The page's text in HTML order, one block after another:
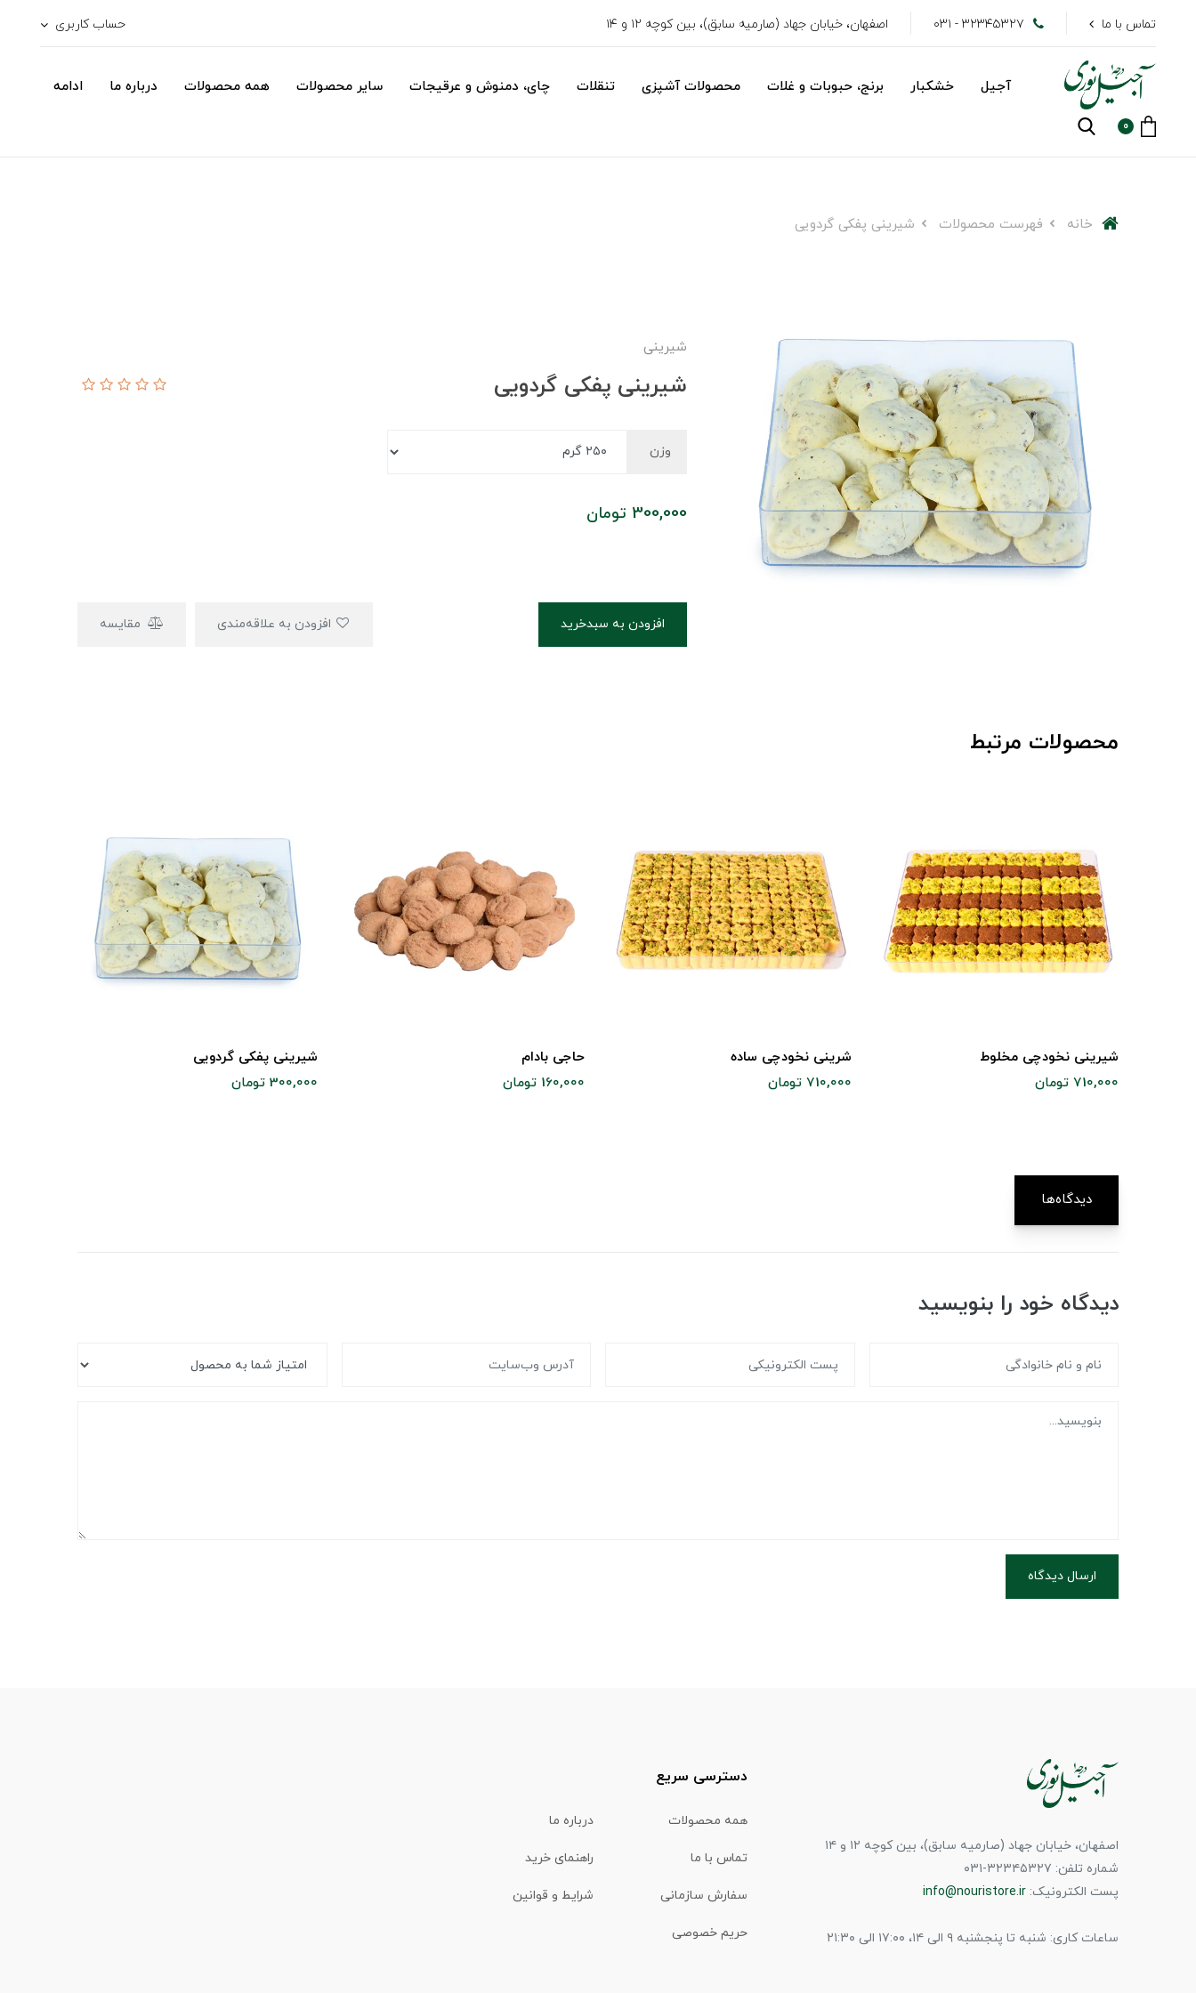
تماس با ما ۳۲۳۴۵۳۲۷ - ۰۳۱ اصفهان، خیابان جهاد (صارمیه سابق)، بین کوچه ۱۲ و ۱۴ حساب کاربری
آجیل خشکبار برنج، حبوبات و غلات محصولات آشپزی تنقلات چای، دمنوش و عرقیجات سایر محصولات همه محصولات درباره ما ادامه
0
خانه فهرست محصولات شیرینی پفکی گردویی
شیرینی
شیرینی پفکی گردویی
وزن
300,000 تومان
افزودن به سبدخرید مقایسه
محصولات مرتبط
شیرینی نخودچی مخلوط
710,000 تومان
شرینی نخودچی ساده
710,000 تومان
حاجی بادام
160,000 تومان
شیرینی پفکی گردویی
300,000 تومان
دیدگاه‌ها
دیدگاه خود را بنویسید
ارسال دیدگاه
اصفهان، خیابان جهاد (صارمیه سابق)، بین کوچه ۱۲ و ۱۴
شماره تلفن: ۳۲۳۴۵۳۲۷-۰۳۱
پست الکترونیک: info@nouristore.ir
ساعات کاری: شنبه تا پنجشنبه ۹ الی ۱۴، ۱۷:۰۰ الی ۲۱:۳۰
دسترسی سریع
همه محصولات درباره ما
تماس با ما راهنمای خرید
سفارش سازمانی شرایط و قوانین
حریم خصوصی